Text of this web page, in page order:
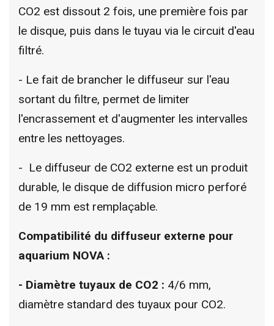
CO2 est dissout 2 fois, une première fois par
le disque, puis dans le tuyau via le circuit d'eau
filtré.
- Le fait de brancher le diffuseur sur l'eau
sortant du filtre, permet de limiter
l'encrassement et d'augmenter les intervalles
entre les nettoyages.
- Le diffuseur de CO2 externe est un produit
durable, le disque de diffusion micro perforé
de 19 mm est remplaçable.
Compatibilité du diffuseur externe pour
aquarium NOVA :
- Diamètre tuyaux de CO2 : 4/6 mm,
diamètre standard des tuyaux pour CO2.